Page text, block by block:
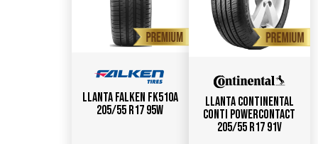
Llanta FALKEN FK510A
205/55 R17 95W
Llanta CONTINENTAL
Conti PowerContact
205/55 R17 91V